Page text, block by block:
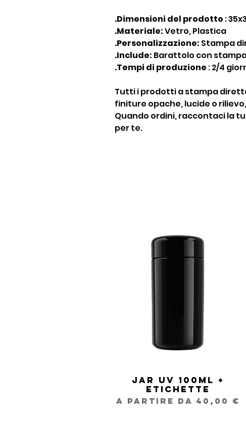
.Dimensioni del prodotto :
.Materiale:Vetro, Plastica
.Personalizzazione: Stampa
.Include: Barattolo con
.Tempi di produzione : 2/4
Tutti i prodotti a stampa
finiture opache, lucide o
Quando ordini, raccontaci la
per te.
Vista rapida
Jar UV 100ml +
Etichette
A partire da 40,00 €
Prezzo scontato